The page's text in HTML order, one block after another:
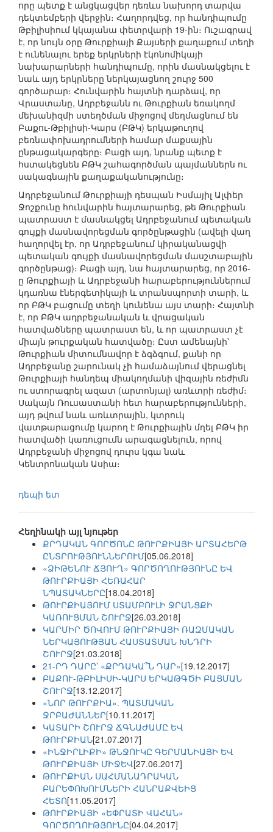
որը պետք է անցկացվեր դեռևս նախորդ տարվա
դեկտեմբերի վերջին։ Հաղորդվեց, որ հանդիպումը
Թբիլիսիում կկայանա փետրվարի 19-ին։ Ուշագրավ
է, որ նույն օրը Թուրքիայի Քայսերի քաղաքում տեղի
է ունենալու երեք երկրների էկոնոմիկայի
նախարարների հանդիպումը, որին մասնակցելու է
նաև այդ երկրները ներկայացնող շուրջ 500
գործարար։ Հունվարին հայտնի դարձավ, որ
Վրաստանը, Ադրբեջանն ու Թուրքիան եռակողմ
մեխանիզմի ստեղծման միջոցով մեղմացնում են
Բաքու-Թբիլիսի-Կարս (ԲԹԿ) երկաթուղով
բեռնափոխադրումների համար մաքսային
ընթացակարգերը։ Բացի այդ, նրանք պետք է
հստակեցնեն ԲԹԿ շահագործման պայմաններն ու
սակագնային քաղաքականությունը։
Ադրբեջանում Թուրքիայի դեսպան Իսմայիլ Ալփեր
Ջոշքունը հունվարին հայտարարեց, թե Թուրքիան
պատրաստ է մասնակցել Ադրբեջանում պետական
գույքի մասնավորեցման գործընթացին (ավելի վաղ
հաղորվել էր, որ Ադրբեջանում կիրականացվի
պետական գույքի մասնավորեցման մասշտաբային
գործընթաց)։ Բացի այդ, նա հայտարարեց, որ 2016-
ը Թուրքիայի և Ադրբեջանի հարաբերություններում
կդառնա էներգետիկայի և տրանսպորտի տարի, և
որ ԲԹԿ բացումը տեղի կունենա այս տարի։ Հայտնի
է, որ ԲԹԿ ադրբեջանական և վրացական
հատվածները պատրաստ են, և որ պատրաստ չէ
միայն թուրքական հատվածը։ Ըստ ամենայնի՝
Թուրքիան միտումնավոր է ձգձգում, քանի որ
Ադրբեջանը շարունակ չի համաձայնում վերացնել
Թուրքիայի հանդեպ միակողմանի վիզային ռեժիմն
ու ստորագրել ազատ (արտոնյալ) առևտրի ռեժիմ։
Սակայն Ռուսաստանի հետ հարաբերությունների,
այդ թվում նաև առևտրային, կտրուկ
վատթարացումը կարող է Թուրքիային մղել ԲԹԿ իր
հատվածի կառուցումն արագացնելուն, որով
Ադրբեջանի միջոցով դուրս կգա նաև
Կենտրոնական Ասիա։
դեպի ետ
Հեղինակի այլ նյութեր
ՔՐԴԱԿԱՆ ԳՈՐԾՈՆԸ ԹՈՒՐՔԻԱՅԻ ԱՐՏԱՀԵՐԹ
ԸՆՏՐՈՒԹՅՈՒՆՆԵՐՈՒՄ[05.06.2018]
«ՁԻԹԵՆՈՒ ՃՅՈՒՂ» ԳՈՐԾՈՂՈՒԹՅՈՒՆԸ ԵՎ
ԹՈՒՐՔԻԱՅԻ ՀԵՌԱՀԱՐ
ՆՊԱՏԱԿՆԵՐԸ[18.04.2018]
ԹՈՒՐՔԻԱՅՈՒՄ ՍՏԱՄԲՈՒԼԻ ՋՐԱՆՑՔԻ
ԿԱՌՈՒՑՄԱՆ ՇՈՒՐՋ[26.03.2018]
ԿԱՐՄԻՐ ԾՈՎՈՒՄ ԹՈՒՐՔԻԱՅԻ ՌԱԶՄԱԿԱՆ
ՆԵՐԿԱՅՈՒԹՅԱՆ ՀԱՍՏԱՏՄԱՆ ԽՆԴՐԻ
ՇՈՒՐՋ[21.03.2018]
21-ՐԴ ԴԱՐԸ՝ «ՔՐԴԱԿԱ՞Ն ԴԱՐ»[19.12.2017]
ԲԱՔՈՒ-ԹԲԻԼԻՍԻ-ԿԱՐՍ ԵՐԿԱԹԳԾԻ ԲԱՑՄԱՆ
ՇՈՒՐՋ[13.12.2017]
«ՆՈՐ ԹՈՒՐՔԻԱ». ՊԱՏՄԱԿԱՆ
ՋՐԲԱԺԱՆՆԵՐ[10.11.2017]
ԿԱՏԱՐԻ ՇՈՒՐՋ ՃԳՆԱԺԱՄԸ ԵՎ
ԹՈՒՐՔԻԱՆ[21.07.2017]
«ԻՆՋԻՐԼԻՔԻ» ԹՆՋՈՒԿԸ ԳԵՐՄԱՆԻԱՅԻ ԵՎ
ԹՈՒՐՔԻԱՅԻ ՄԻՋԵՎ[27.06.2017]
ԹՈՒՐՔԻԱՆ ՍԱՀՄԱՆԱԴՐԱԿԱՆ
ԲԱՐԵՓՈԽՈՒՄՆԵՐԻ ՀԱՆՐԱՔՎԵԻՑ
ՀԵՏՈ[11.05.2017]
ԹՈՒՐՔԻԱՅԻ «ԵՓՐԱՏԻ ՎԱՀԱՆ»
ԳՈՐԾՈՂՈՒԹՅՈՒՆԸ[04.04.2017]